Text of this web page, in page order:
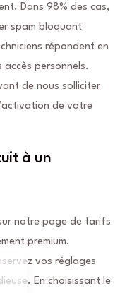
Dans 98% des cas,
spam bloquant
répondent en
accès personnels.
de nous solliciter
de votre
à un
notre page de tarifs
premium.
vos réglages
En choisissant le